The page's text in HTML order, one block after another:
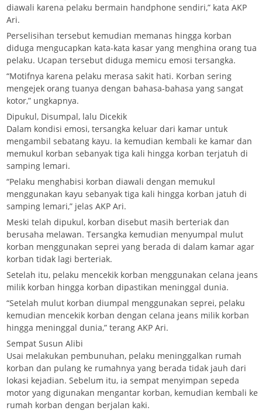
diawali karena pelaku bermain handphone sendiri,” kata AKP
Ari.
Perselisihan tersebut kemudian memanas hingga korban
diduga mengucapkan kata-kata kasar yang menghina orang tua
pelaku. Ucapan tersebut diduga memicu emosi tersangka.
“Motifnya karena pelaku merasa sakit hati. Korban sering
mengejek orang tuanya dengan bahasa-bahasa yang sangat
kotor,” ungkapnya.
Dipukul, Disumpal, lalu Dicekik
Dalam kondisi emosi, tersangka keluar dari kamar untuk
mengambil sebatang kayu. Ia kemudian kembali ke kamar dan
memukul korban sebanyak tiga kali hingga korban terjatuh di
samping lemari.
“Pelaku menghabisi korban diawali dengan memukul
menggunakan kayu sebanyak tiga kali hingga korban jatuh di
samping lemari,” jelas AKP Ari.
Meski telah dipukul, korban disebut masih berteriak dan
berusaha melawan. Tersangka kemudian menyumpal mulut
korban menggunakan seprei yang berada di dalam kamar agar
korban tidak lagi berteriak.
Setelah itu, pelaku mencekik korban menggunakan celana jeans
milik korban hingga korban dipastikan meninggal dunia.
“Setelah mulut korban diumpal menggunakan seprei, pelaku
kemudian mencekik korban dengan celana jeans milik korban
hingga meninggal dunia,” terang AKP Ari.
Sempat Susun Alibi
Usai melakukan pembunuhan, pelaku meninggalkan rumah
korban dan pulang ke rumahnya yang berada tidak jauh dari
lokasi kejadian. Sebelum itu, ia sempat menyimpan sepeda
motor yang digunakan mengantar korban, kemudian kembali ke
rumah korban dengan berjalan kaki.